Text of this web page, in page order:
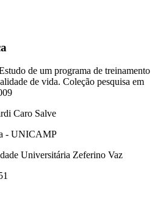
de um programa de treinamento
de vida. Coleção pesquisa em
Caro Salve
- UNICAMP
Universitária Zeferino Vaz